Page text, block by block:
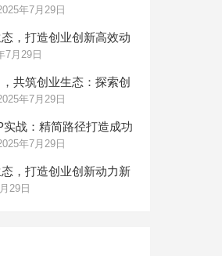
年7月29日
，打造创业创新高效动
7月29日
共筑创业生态：探索创
年7月29日
战：精简路径打造成功
年7月29日
，打造创业创新动力新
29日